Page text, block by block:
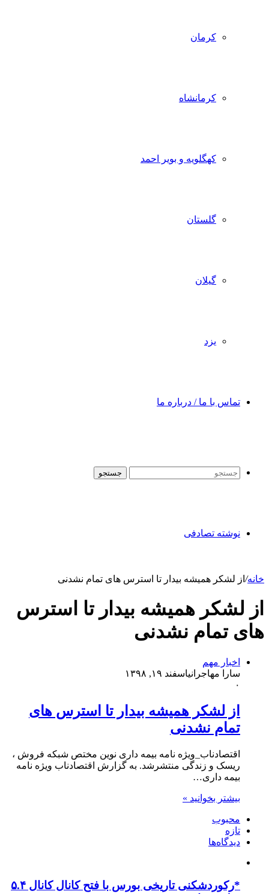
کرمان
کرمانشاه
کهگلویه و بویر احمد
گلستان
گیلان
یزد
تماس با ما / درباره ما
جستجو
نوشته تصادفی
خانه/ از لشکر همیشه بیدار تا استرس های تمام نشدنی
از لشکر همیشه بیدار تا استرس
های تمام نشدنی
اخبار مهم
سارا مهاجرانیاسفند ۱۹, ۱۳۹۸
۰
از لشکر همیشه بیدار تا استرس های
تمام نشدنی
اقتصادناب_ویژه نامه بیمه داری نوین مختص شبکه فروش ،
ریسک و زندگی منتشرشد. به گزارش اقتصادناب ویژه نامه
بیمه داری…
بیشتر بخوانید »
محبوب
تازه
دیدگاه‌ها
*رکوردشکنی تاریخی بورس با فتح کانال کانال ۵.۴